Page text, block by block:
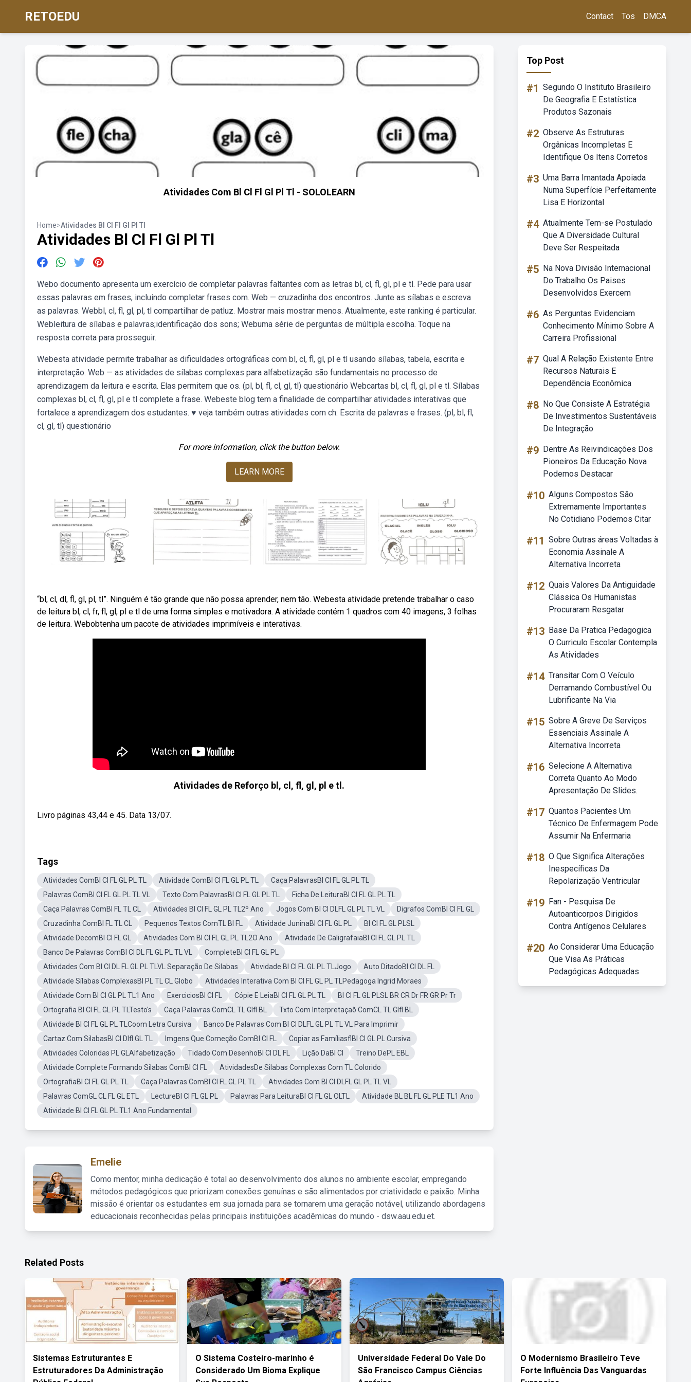
RETOEDU Contact Tos DMCA
Atividades Com Bl Cl Fl Gl Pl Tl - SOLOLEARN
Home>Atividades Bl Cl Fl Gl Pl Tl
Atividades Bl Cl Fl Gl Pl Tl
Webo documento apresenta um exercício de completar palavras faltantes com as letras bl, cl, fl, gl, pl e tl. Pede para usar
essas palavras em frases, incluindo completar frases com. Web — cruzadinha dos encontros. Junte as sílabas e escreva
as palavras. Webbl, cl, fl, gl, pl, tl compartilhar de patluz. Mostrar mais mostrar menos. Atualmente, este ranking é particular.
Webleitura de sílabas e palavras;identificação dos sons; Webuma série de perguntas de múltipla escolha. Toque na
resposta correta para prosseguir.
Webesta atividade permite trabalhar as dificuldades ortográficas com bl, cl, fl, gl, pl e tl usando sílabas, tabela, escrita e
interpretação. Web — as atividades de sílabas complexas para alfabetização são fundamentais no processo de
aprendizagem da leitura e escrita. Elas permitem que os. (pl, bl, fl, cl, gl, tl) questionário Webcartas bl, cl, fl, gl, pl e tl. Sílabas
complexas bl, cl, fl, gl, pl e tl complete a frase. Webeste blog tem a finalidade de compartilhar atividades interativas que
fortalece a aprendizagem dos estudantes. ♥ veja também outras atividades com ch: Escrita de palavras e frases. (pl, bl, fl,
cl, gl, tl) questionário
For more information, click the button below.
LEARN MORE
“bl, cl, dl, fl, gl, pl, tl”. Ninguém é tão grande que não possa aprender, nem tão. Webesta atividade pretende trabalhar o caso
de leitura bl, cl, fr, fl, gl, pl e tl de uma forma simples e motivadora. A atividade contém 1 quadros com 40 imagens, 3 folhas
de leitura. Webobtenha um pacote de atividades imprimíveis e interativas.
Atividades de Reforço bl, cl, fl, gl, pl e tl.
Livro páginas 43,44 e 45. Data 13/07.
Tags
Atividades ComBl Cl FL GL PL TL Atividade ComBl Cl FL GL PL TL
Caça PalavrasBl Cl FL GL PL TL
Palavras ComBl Cl FL GL PL TL VL
Texto Com PalavrasBl Cl FL GL PL TL
Ficha De LeituraBl Cl FL GL PL TL
Caça Palavras ComBl FL TL CL
Atividades Bl Cl FL GL PL TL2º Ano Jogos Com Bl Cl DLFL GL PL TL VL
Digrafos ComBl Cl FL GL
Cruzadinha ComBl FL TL CL
Pequenos Textos ComTL Bl FL Atividade JuninaBl Cl FL GL PL
Bl Cl FL GL PLSL
Atividade DecomBl Cl FL GL
Atividades Com Bl Cl FL GL PL TL2O Ano
Atividade De CaligrafaiaBl Cl FL GL PL TL
Banco De Palavras ComBl Cl DL FL GL PL TL VL
CompleteBl Cl FL GL PL
Atividades Com Bl Cl DL FL GL PL TLVL Separação De Silabas
Atividade Bl Cl FL GL PL TLJogo
Auto DitadoBl Cl DL FL
Atividade Sílabas ComplexasBl PL TL CL Globo
Atividades Interativa Com Bl Cl FL GL PL TLPedagoga Ingrid Moraes
Atividade Com Bl Cl GL PL TL1 Ano
ExerciciosBl Cl FL Cópie E LeiaBl Cl FL GL PL TL
Bl Cl FL GL PLSL BR CR Dr FR GR Pr Tr
Ortografia Bl Cl FL GL PL TLTesto's
Caça Palavras ComCL TL Glfl BL
Txto Com Interpretaçaõ ComCL TL Glfl BL
Atividade Bl Cl FL GL PL TLCoom Letra Cursiva
Banco De Palavras Com Bl Cl DLFL GL PL TL VL Para Imprimir
Cartaz Com SilabasBl Cl Dlfl GL TL
Imgens Que Começão ComBl Cl FL
Copiar as FamíliasflBl Cl GL PL Cursiva
Atividades Coloridas PL GLAlfabetização
Tidado Com DesenhoBl Cl DL FL Lição DaBl Cl
Treino DePL EBL
Atividade Complete Formando Silabas ComBl Cl FL
AtividadesDe Silabas Complexas Com TL Colorido
OrtografiaBl Cl FL GL PL TL
Caça Palavras ComBl Cl FL GL PL TL
Atividades Com Bl Cl DLFL GL PL TL VL
Palavras ComGL CL FL GL ETL
LectureBl Cl FL GL PL Palavras Para LeituraBl Cl FL GL OLTL
Atividade BL BL FL GL PLE TL1 Ano
Atividade Bl Cl FL GL PL TL1 Ano Fundamental
Emelie
Como mentor, minha dedicação é total ao desenvolvimento dos alunos no ambiente escolar, empregando
métodos pedagógicos que priorizam conexões genuínas e são alimentados por criatividade e paixão. Minha
missão é orientar os estudantes em sua jornada para se tornarem uma geração notável, utilizando abordagens
educacionais reconhecidas pelas principais instituições acadêmicas do mundo - dsw.aau.edu.et.
Top Post
#1 Segundo O Instituto Brasileiro
De Geografia E Estatística
Produtos Sazonais
#2 Observe As Estruturas
Orgânicas Incompletas E
Identifique Os Itens Corretos
#3 Uma Barra Imantada Apoiada
Numa Superfície Perfeitamente
Lisa E Horizontal
#4 Atualmente Tem-se Postulado
Que A Diversidade Cultural
Deve Ser Respeitada
#5 Na Nova Divisão Internacional
Do Trabalho Os Paises
Desenvolvidos Exercem
#6 As Perguntas Evidenciam
Conhecimento Mínimo Sobre A
Carreira Profissional
#7 Qual A Relação Existente Entre
Recursos Naturais E
Dependência Econômica
#8 No Que Consiste A Estratégia
De Investimentos Sustentáveis
De Integração
#9 Dentre As Reivindicações Dos
Pioneiros Da Educação Nova
Podemos Destacar
#10 Alguns Compostos São
Extremamente Importantes
No Cotidiano Podemos Citar
#11 Sobre Outras áreas Voltadas à
Economia Assinale A
Alternativa Incorreta
#12 Quais Valores Da Antiguidade
Clássica Os Humanistas
Procuraram Resgatar
#13 Base Da Pratica Pedagogica
O Curriculo Escolar Contempla
As Atividades
#14 Transitar Com O Veículo
Derramando Combustível Ou
Lubrificante Na Via
#15 Sobre A Greve De Serviços
Essenciais Assinale A
Alternativa Incorreta
#16 Selecione A Alternativa
Correta Quanto Ao Modo
Apresentação De Slides.
#17 Quantos Pacientes Um
Técnico De Enfermagem Pode
Assumir Na Enfermaria
#18 O Que Significa Alterações
Inespecíficas Da
Repolarização Ventricular
#19 Fan - Pesquisa De
Autoanticorpos Dirigidos
Contra Antígenos Celulares
#20 Ao Considerar Uma Educação
Que Visa As Práticas
Pedagógicas Adequadas
Related Posts
Sistemas Estruturantes E
Estruturadores Da Administração
O Sistema Costeiro-marinho é
Considerado Um Bioma Explique
Universidade Federal Do Vale Do
São Francisco Campus Ciências
O Modernismo Brasileiro Teve
Forte Influência Das Vanguardas